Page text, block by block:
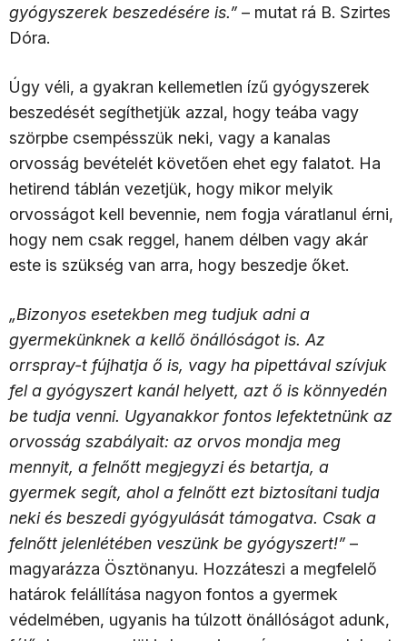
gyógyszerek beszedésére is.” – mutat rá B. Szirtes
Dóra.
Úgy véli, a gyakran kellemetlen ízű gyógyszerek
beszedését segíthetjük azzal, hogy teába vagy
szörpbe csempésszük neki, vagy a kanalas
orvosság bevételét követően ehet egy falatot. Ha
hetirend táblán vezetjük, hogy mikor melyik
orvosságot kell bevennie, nem fogja váratlanul érni,
hogy nem csak reggel, hanem délben vagy akár
este is szükség van arra, hogy beszedje őket.
„Bizonyos esetekben meg tudjuk adni a
gyermekünknek a kellő önállóságot is. Az
orrspray-t fújhatja ő is, vagy ha pipettával szívjuk
fel a gyógyszert kanál helyett, azt ő is könnyedén
be tudja venni. Ugyanakkor fontos lefektetnünk az
orvosság szabályait: az orvos mondja meg
mennyit, a felnőtt megjegyzi és betartja, a
gyermek segít, ahol a felnőtt ezt biztosítani tudja
neki és beszedi gyógyulását támogatva. Csak a
felnőtt jelenlétében veszünk be gyógyszert!” –
magyarázza Ösztönanyu. Hozzáteszi a megfelelő
határok felállítása nagyon fontos a gyermek
védelmében, ugyanis ha túlzott önállóságot adunk,